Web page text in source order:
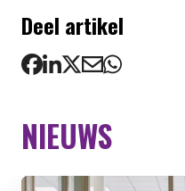
Deel artikel
NIEUWS